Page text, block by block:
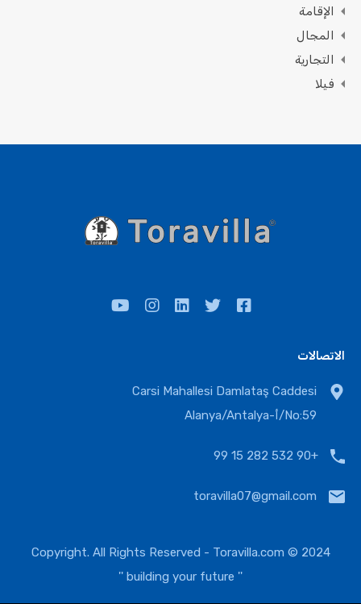
الإقامة
المجال
التجارية
فيلا
الاتصالات
Carsi Mahallesi Damlataş Caddesi
No:59/أ-Alanya/Antalya
+90 532 282 15 99
toravilla07@gmail.com
2024 © Copyright. All Rights Reserved -
Toravilla.com
'' building your future ''